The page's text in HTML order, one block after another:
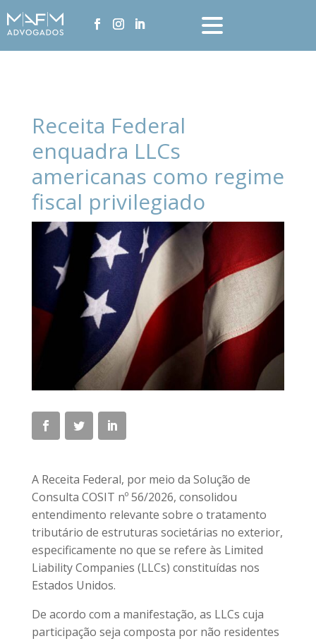
Receita Federal
enquadra LLCs
americanas como regime
fiscal privilegiado
A Receita Federal, por meio da Solução de
Consulta COSIT nº 56/2026, consolidou
entendimento relevante sobre o tratamento
tributário de estruturas societárias no exterior,
especificamente no que se refere às Limited
Liability Companies (LLCs) constituídas nos
Estados Unidos.
De acordo com a manifestação, as LLCs cuja
participação seja composta por não residentes